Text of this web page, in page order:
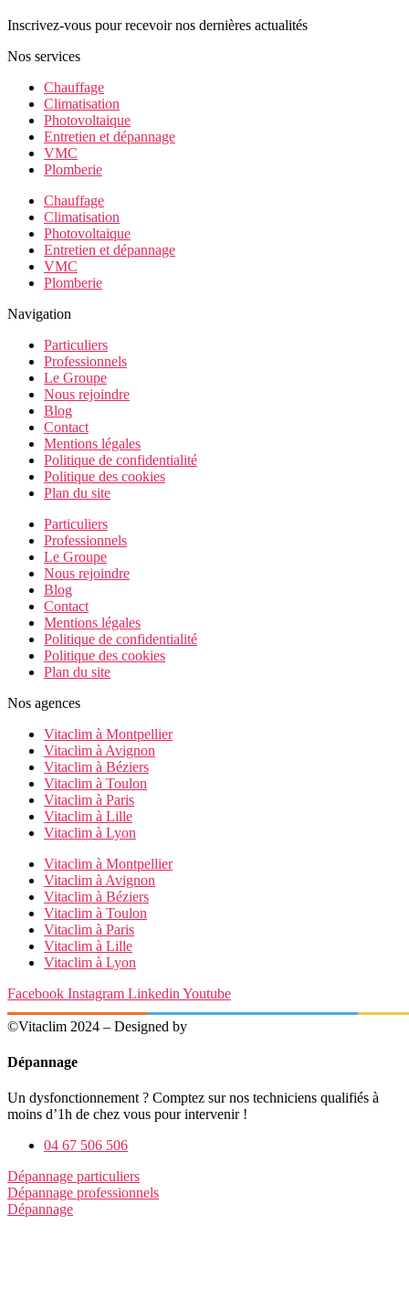
Inscrivez-vous pour recevoir nos dernières actualités
Nos services
Chauffage
Climatisation
Photovoltaique
Entretien et dépannage
VMC
Plomberie
Chauffage
Climatisation
Photovoltaique
Entretien et dépannage
VMC
Plomberie
Navigation
Particuliers
Professionnels
Le Groupe
Nous rejoindre
Blog
Contact
Mentions légales
Politique de confidentialité
Politique des cookies
Plan du site
Particuliers
Professionnels
Le Groupe
Nous rejoindre
Blog
Contact
Mentions légales
Politique de confidentialité
Politique des cookies
Plan du site
Nos agences
Vitaclim à Montpellier
Vitaclim à Avignon
Vitaclim à Béziers
Vitaclim à Toulon
Vitaclim à Paris
Vitaclim à Lille
Vitaclim à Lyon
Vitaclim à Montpellier
Vitaclim à Avignon
Vitaclim à Béziers
Vitaclim à Toulon
Vitaclim à Paris
Vitaclim à Lille
Vitaclim à Lyon
Facebook Instagram Linkedin Youtube
©Vitaclim 2024 – Designed by
Dépannage
Un dysfonctionnement ? Comptez sur nos techniciens qualifiés à
moins d’1h de chez vous pour intervenir !
04 67 506 506
Dépannage particuliers
Dépannage professionnels
Dépannage